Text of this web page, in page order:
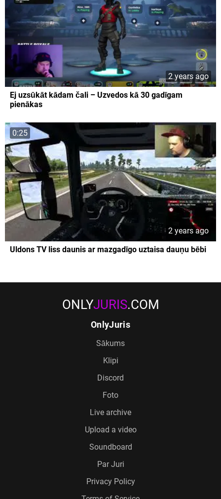
2 years ago
Ej uzsūkāt kādam čali – Uzvedos kā 30 gadīgam
pienākas
0:25
2 years ago
Uldons TV liss daunis ar mazgadīgo uztaisa dauņu bēbi
ONLYJURIS.COM
OnlyJuris
Sākums
Klipi
Discord
Foto
Live archive
Upload a video
Soundboard
Par Juri
Privacy Policy